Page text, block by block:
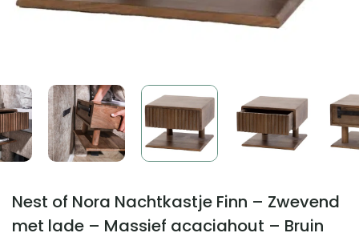
Nest of Nora Nachtkastje Finn – Zwevend
met lade – Massief acaciahout – Bruin